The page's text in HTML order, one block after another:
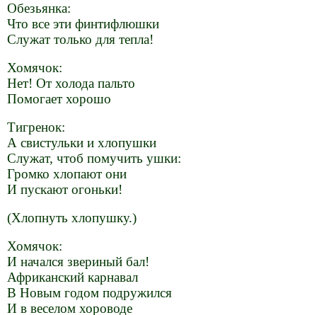
Обезьянка:
Что все эти финтифлюшки
Служат только для тепла!
Хомячок:
Нет! От холода пальто
Помогает хорошо
Тигренок:
А свистульки и хлопушки
Служат, чтоб помучить ушки:
Громко хлопают они
И пускают огоньки!
(Хлопнуть хлопушку.)
Хомячок:
И начался звериный бал!
Африканский карнавал
В Новым годом подружился
И в веселом хороводе